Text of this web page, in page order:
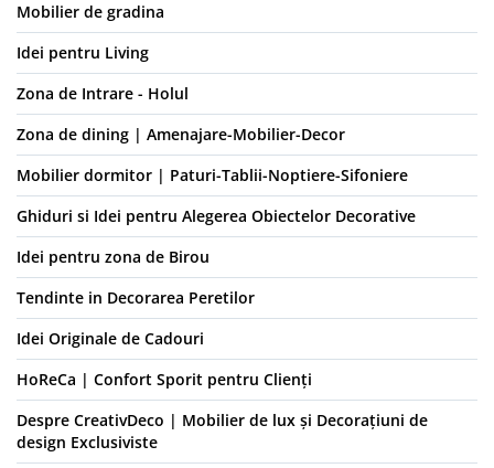
Mobilier de gradina
Idei pentru Living
Zona de Intrare - Holul
Zona de dining | Amenajare-Mobilier-Decor
Mobilier dormitor | Paturi-Tablii-Noptiere-Sifoniere
Ghiduri si Idei pentru Alegerea Obiectelor Decorative
Idei pentru zona de Birou
Tendinte in Decorarea Peretilor
Idei Originale de Cadouri
HoReCa | Confort Sporit pentru Clienți
Despre CreativDeco | Mobilier de lux și Decorațiuni de
design Exclusiviste